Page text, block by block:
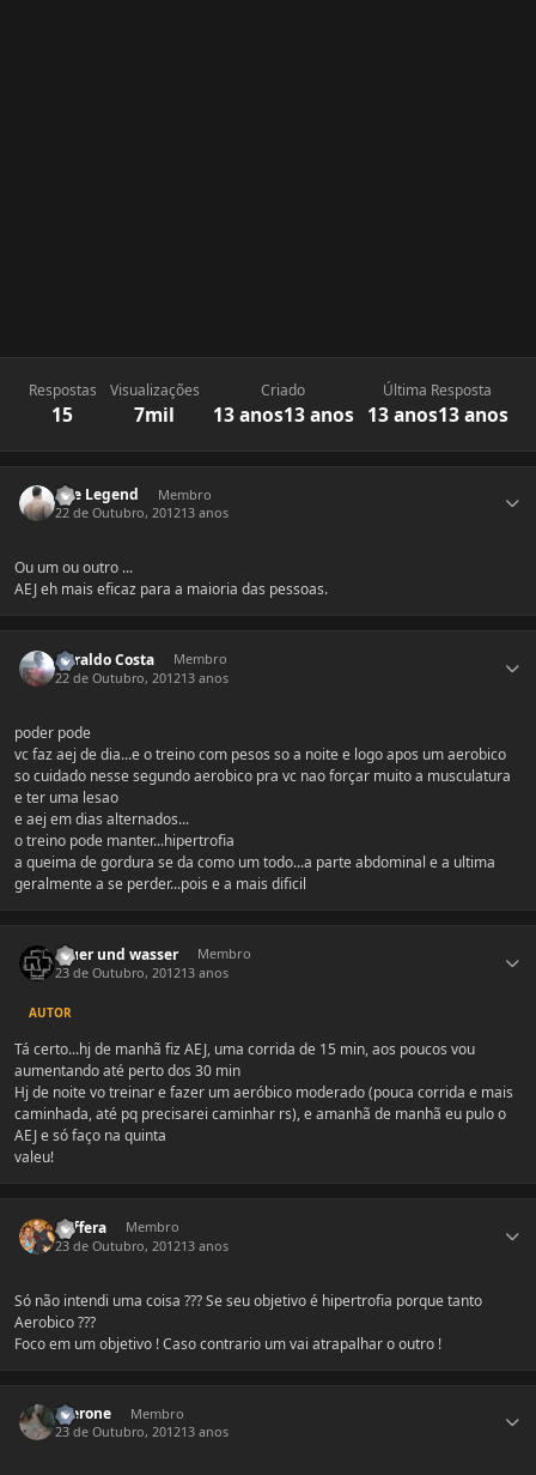
Respostas
15
Visualizações
7mil
Criado
13 anos13 anos
Última Resposta
13 anos13 anos
The Legend
Membro
22 de Outubro, 201213 anos
Ou um ou outro ...
AEJ eh mais eficaz para a maioria das pessoas.
Heraldo Costa
Membro
22 de Outubro, 201213 anos
poder pode
vc faz aej de dia...e o treino com pesos so a noite e logo apos um aerobico
so cuidado nesse segundo aerobico pra vc nao forçar muito a musculatura
e ter uma lesao
e aej em dias alternados...
o treino pode manter...hipertrofia
a queima de gordura se da como um todo...a parte abdominal e a ultima
geralmente a se perder...pois e a mais dificil
feuer und wasser
Membro
23 de Outubro, 201213 anos
AUTOR
Tá certo...hj de manhã fiz AEJ, uma corrida de 15 min, aos poucos vou
aumentando até perto dos 30 min
Hj de noite vo treinar e fazer um aeróbico moderado (pouca corrida e mais
caminhada, até pq precisarei caminhar rs), e amanhã de manhã eu pulo o
AEJ e só faço na quinta
valeu!
Raffera
Membro
23 de Outubro, 201213 anos
Só não intendi uma coisa ??? Se seu objetivo é hipertrofia porque tanto
Aerobico ???
Foco em um objetivo ! Caso contrario um vai atrapalhar o outro !
Taerone
Membro
23 de Outubro, 201213 anos